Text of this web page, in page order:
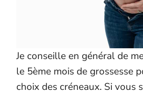
Je conseille en général de
le 5ème mois de grossesse
choix des créneaux. Si vous